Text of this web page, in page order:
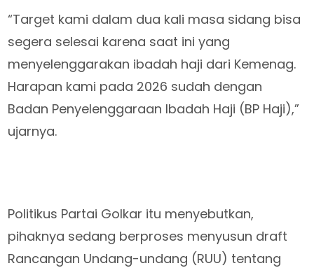
“Target kami dalam dua kali masa sidang bisa
segera selesai karena saat ini yang
menyelenggarakan ibadah haji dari Kemenag.
Harapan kami pada 2026 sudah dengan
Badan Penyelenggaraan Ibadah Haji (BP Haji),”
ujarnya.
Politikus Partai Golkar itu menyebutkan,
pihaknya sedang berproses menyusun draft
Rancangan Undang-undang (RUU) tentang